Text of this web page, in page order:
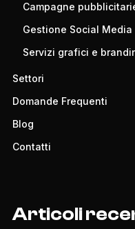
Campagne
Gestione Social Media
Servizi grafici e
Settori
Domande Frequenti
Blog
Contatti
Articoli